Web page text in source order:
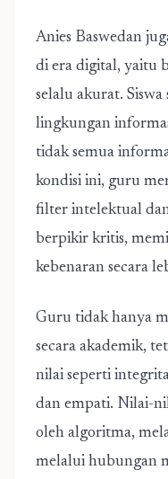
Anies Baswedan
di era digital, yaitu
selalu akurat.
lingkungan
tidak semua
kondisi ini, guru
filter intelektual
berpikir kritis,
kebenaran secara
Guru tidak hanya
secara akademik,
nilai seperti
dan empati. Nilai-
oleh algoritma,
melalui hubungan